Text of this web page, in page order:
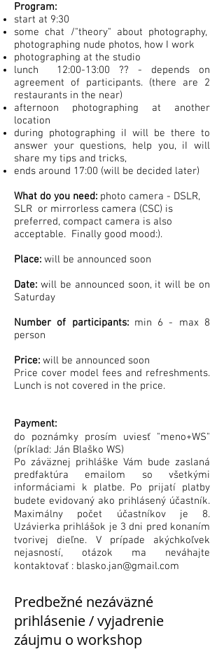
Program:
start at 9:30
some chat /"theory" about photography,
photographing nude photos, how I work
photographing at the studio
lunch 12:00-13:00 ?? - depends on
agreement of participants. (there are 2
restaurants in the near)
afternoon photographing at another
location
during photographing iI will be there to
answer your questions, help you, iI will
share my tips and tricks,
ends around 17:00 (will be decided later)
What do you need: photo camera - DSLR,
SLR or mirrorless camera (CSC) is
preferred, compact camera is also
acceptable. Finally good mood:).
Place: will be announced soon
Date: will be announced soon, it will be on
Saturday
Number of participants:min 6 - max 8
person
Price: will be announced soon
Price cover model fees and refreshments.
Lunch is not covered in the price.
Payment:
do poznámky prosím uviesť "meno+WS"
(príklad: Ján Blaško WS)
Po záväznej prihláške Vám bude zaslaná
predfaktúra emailom so všetkými
informáciami k platbe. Po prijatí platby
budete evidovaný ako prihlásený účastník.
Maximálny počet účastníkov je 8.
Uzávierka prihlášok je 3 dni pred konaním
tvorivej dieľne. V prípade akýchkoľvek
nejasností, otázok ma neváhajte
kontaktovať : blasko.jan@gmail.com
Predbežné nezáväzné
prihlásenie / vyjadrenie
záujmu o workshop